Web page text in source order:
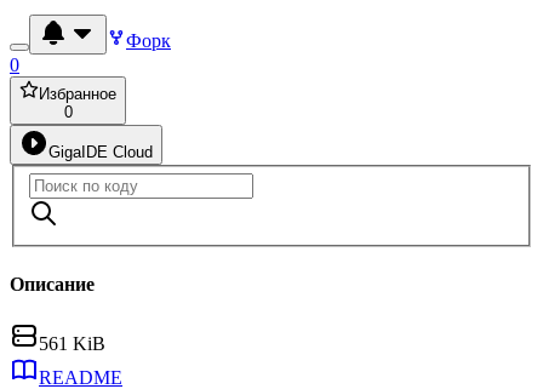
Форк
0
Избранное
0
GigaIDE Cloud
Описание
561 KiB
README